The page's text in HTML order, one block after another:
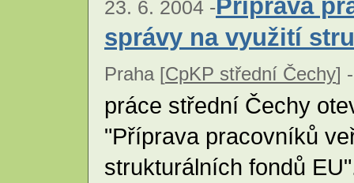
23. 6. 2004 -Příprava
správy na využití
Praha [CpKP střední Čechy] -
práce střední Čechy
"Příprava pracovníků
strukturálních fondů